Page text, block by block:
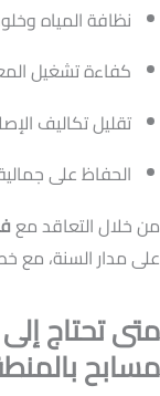
نظافة المياه
كفاءة تشغيل
تقليل تكاليف
الحفاظ على
من خلال التعاقد مع
على مدار السنة، مع
متى تحتاج
مسابح